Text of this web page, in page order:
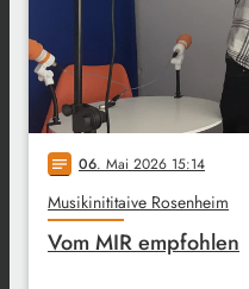
notes 06. Mai 2026 15:14
Musikinititaive Rosenheim
Vom MIR empfohlen